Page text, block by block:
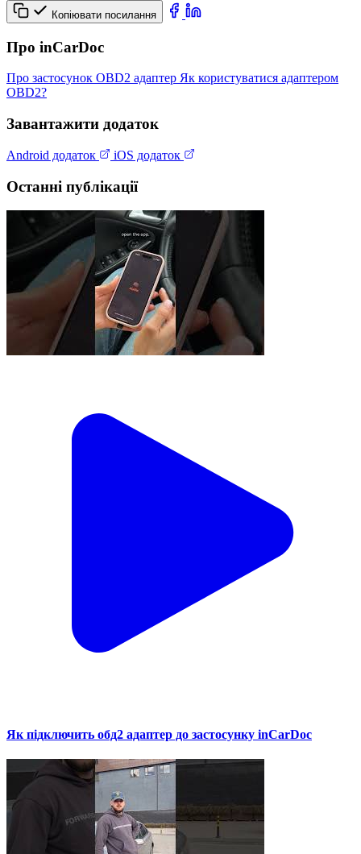
Копіювати посилання
Про inCarDoc
Про застосунок OBD2 адаптер Як користуватися адаптером
OBD2?
Завантажити додаток
Android додаток iOS додаток
Останні публікації
Як підключить обд2 адаптер до застосунку inCarDoc